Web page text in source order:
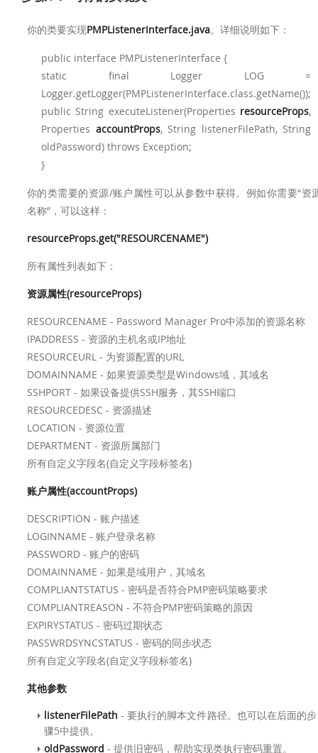
你的类要实现PMPListenerInterface.java。详细说明如下：
public interface PMPListenerInterface {
static final Logger LOG =
Logger.getLogger(PMPListenerInterface.class.getName());
public String executeListener(Properties resourceProps,
Properties accountProps, String listenerFilePath, String
oldPassword) throws Exception;
}
你的类需要的资源/账户属性可以从参数中获得。例如你需要“资
名称”，可以这样：
resourceProps.get("RESOURCENAME")
所有属性列表如下：
资源属性(resourceProps)
RESOURCENAME - Password Manager Pro中添加的资源名称
IPADDRESS - 资源的主机名或IP地址
RESOURCEURL - 为资源配置的URL
DOMAINNAME - 如果资源类型是Windows域，其域名
SSHPORT - 如果设备提供SSH服务，其SSH端口
RESOURCEDESC - 资源描述
LOCATION - 资源位置
DEPARTMENT - 资源所属部门
所有自定义字段名(自定义字段标签名)
账户属性(accountProps)
DESCRIPTION - 账户描述
LOGINNAME - 账户登录名称
PASSWORD - 账户的密码
DOMAINNAME - 如果是域用户，其域名
COMPLIANTSTATUS - 密码是否符合PMP密码策略要求
COMPLIANTREASON - 不符合PMP密码策略的原因
EXPIRYSTATUS - 密码过期状态
PASSWRDSYNCSTATUS - 密码的同步状态
所有自定义字段名(自定义字段标签名)
其他参数
listenerFilePath - 要执行的脚本文件路径。也可以在后面的步
骤5中提供。
oldPassword - 提供旧密码，帮助实现类执行密码重置。